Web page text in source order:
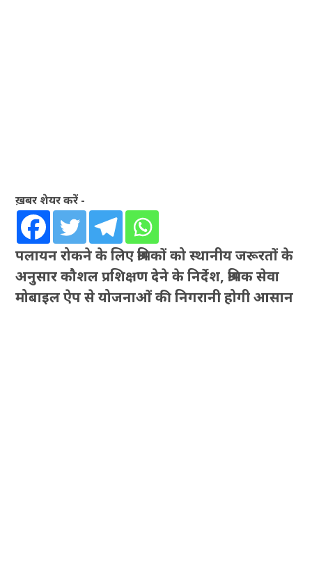
ख़बर शेयर करें -
पलायन रोकने के लिए श्रमिकों को स्थानीय जरूरतों के
अनुसार कौशल प्रशिक्षण देने के निर्देश, श्रमिक सेवा
मोबाइल ऐप से योजनाओं की निगरानी होगी आसान